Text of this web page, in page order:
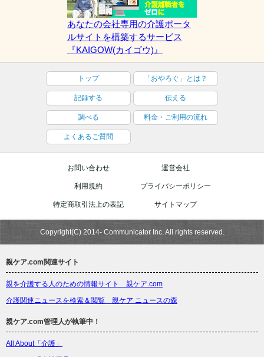
あなたの会社専用の介護ポータ
ルサイトを構築するサービス
『KAIGOW(カイゴウ)』
トップ 「おやろぐ」とは？
記録する 伝える
調べる 料金・ご利用の流れ
よくあるご質問
お問い合わせ 運営会社
利用規約 プライバシーポリシー
特定商取引法上の表記 サイトマップ
Copyright(C) 2014- Communicator Inc. All rights reserved.
親ケア.com関連サイト
親を介護する人のための情報サイト 親ケア.com
介護関連ニュースを検索＆閲覧 親ケア ニュースの森
親ケア.com管理人が執筆中！
All About「介護」